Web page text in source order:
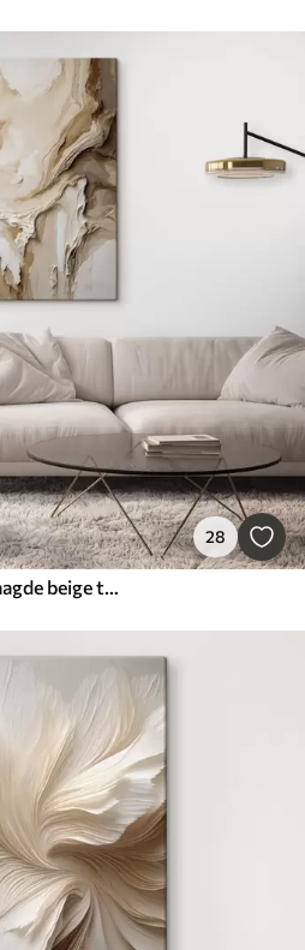
28
Schilderijen Abstracte gelaagde beige textuur